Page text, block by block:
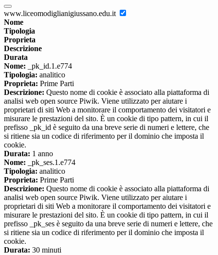
www.liceomodiglianigiussano.edu.it
Nome
Tipologia
Proprieta
Descrizione
Durata
Nome: _pk_id.1.e774
Tipologia: analitico
Proprieta: Prime Parti
Descrizione: Questo nome di cookie è associato alla piattaforma di
analisi web open source Piwik. Viene utilizzato per aiutare i
proprietari di siti Web a monitorare il comportamento dei visitatori e
misurare le prestazioni del sito. È un cookie di tipo pattern, in cui il
prefisso _pk_id è seguito da una breve serie di numeri e lettere, che
si ritiene sia un codice di riferimento per il dominio che imposta il
cookie.
Durata: 1 anno
Nome: _pk_ses.1.e774
Tipologia: analitico
Proprieta: Prime Parti
Descrizione: Questo nome di cookie è associato alla piattaforma di
analisi web open source Piwik. Viene utilizzato per aiutare i
proprietari di siti Web a monitorare il comportamento dei visitatori e
misurare le prestazioni del sito. È un cookie di tipo pattern, in cui il
prefisso _pk_ses è seguito da una breve serie di numeri e lettere, che
si ritiene sia un codice di riferimento per il dominio che imposta il
cookie.
Durata: 30 minuti